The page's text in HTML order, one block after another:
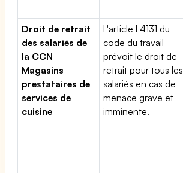
Droit de retrait
des salariés de
la CCN
Magasins
prestataires de
services de
cuisine
L'article L4131 du
code du travail
prévoit le droit de
retrait pour tous les
salariés en cas de
menace grave et
imminente.